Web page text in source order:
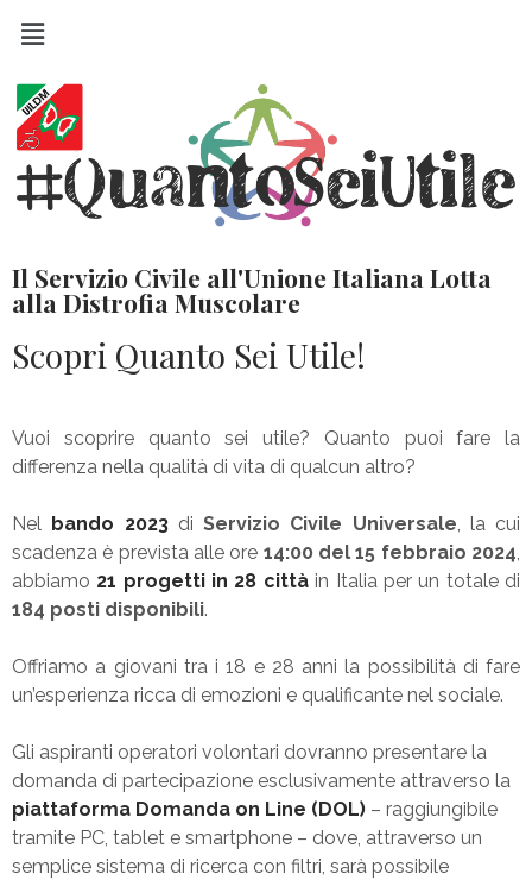
Il Servizio Civile all'Unione Italiana Lotta
alla Distrofia Muscolare
Scopri Quanto Sei Utile!
Vuoi scoprire quanto sei utile? Quanto puoi fare la
differenza nella qualità di vita di qualcun altro?
Nel bando 2023di Servizio Civile Universale, la cui
scadenza è prevista alle ore 14:00 del 15 febbraio 2024,
abbiamo 21 progetti in 28 cittàin Italia per un totale di
184 posti disponibili.
Offriamo a giovani tra i 18 e 28 anni la possibilità di fare
un’esperienza ricca di emozioni e qualificante nel sociale.
Gli aspiranti operatori volontari dovranno presentare la
domanda di partecipazione esclusivamente attraverso la
piattaforma Domanda on Line (DOL) – raggiungibile
tramite PC, tablet e smartphone – dove, attraverso un
semplice sistema di ricerca con filtri, sarà possibile